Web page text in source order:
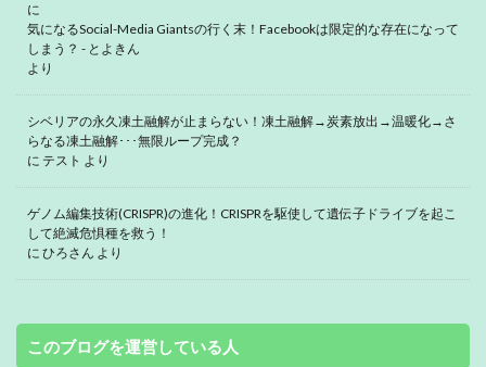
に
気になるSocial-Media Giantsの行く末！Facebookは限定的な存在になって
しまう？ - とよきん
より
シベリアの永久凍土融解が止まらない！凍土融解→炭素放出→温暖化→さ
らなる凍土融解･･･無限ループ完成？
に テスト より
ゲノム編集技術(CRISPR)の進化！CRISPRを駆使して遺伝子ドライブを起こ
して絶滅危惧種を救う！
に ひろさん より
このブログを運営している人